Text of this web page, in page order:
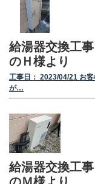
給湯器交換工
のＨ様より
工事日： 2023/04/21 お
が…
給湯器交換工